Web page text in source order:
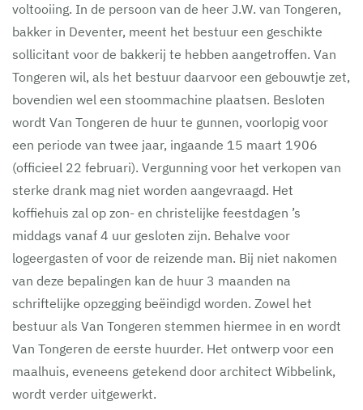
voltooiing. In de persoon van de heer J.W. van Tongeren,
bakker in Deventer, meent het bestuur een geschikte
sollicitant voor de bakkerij te hebben aangetroffen. Van
Tongeren wil, als het bestuur daarvoor een gebouwtje zet,
bovendien wel een stoommachine plaatsen. Besloten
wordt Van Tongeren de huur te gunnen, voorlopig voor
een periode van twee jaar, ingaande 15 maart 1906
(officieel 22 februari). Vergunning voor het verkopen van
sterke drank mag niet worden aangevraagd. Het
koffiehuis zal op zon- en christelijke feestdagen ’s
middags vanaf 4 uur gesloten zijn. Behalve voor
logeergasten of voor de reizende man. Bij niet nakomen
van deze bepalingen kan de huur 3 maanden na
schriftelijke opzegging beëindigd worden. Zowel het
bestuur als Van Tongeren stemmen hiermee in en wordt
Van Tongeren de eerste huurder. Het ontwerp voor een
maalhuis, eveneens getekend door architect Wibbelink,
wordt verder uitgewerkt.